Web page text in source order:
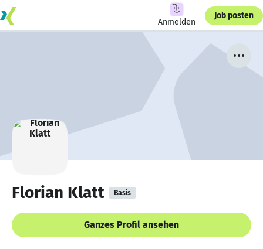
Anmelden
Job posten
Florian Klatt Basis
Ganzes Profil ansehen